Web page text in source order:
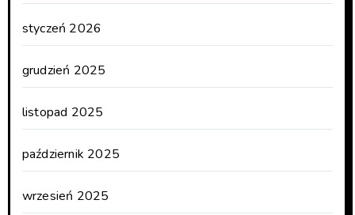
styczeń 2026
grudzień 2025
listopad 2025
październik 2025
wrzesień 2025